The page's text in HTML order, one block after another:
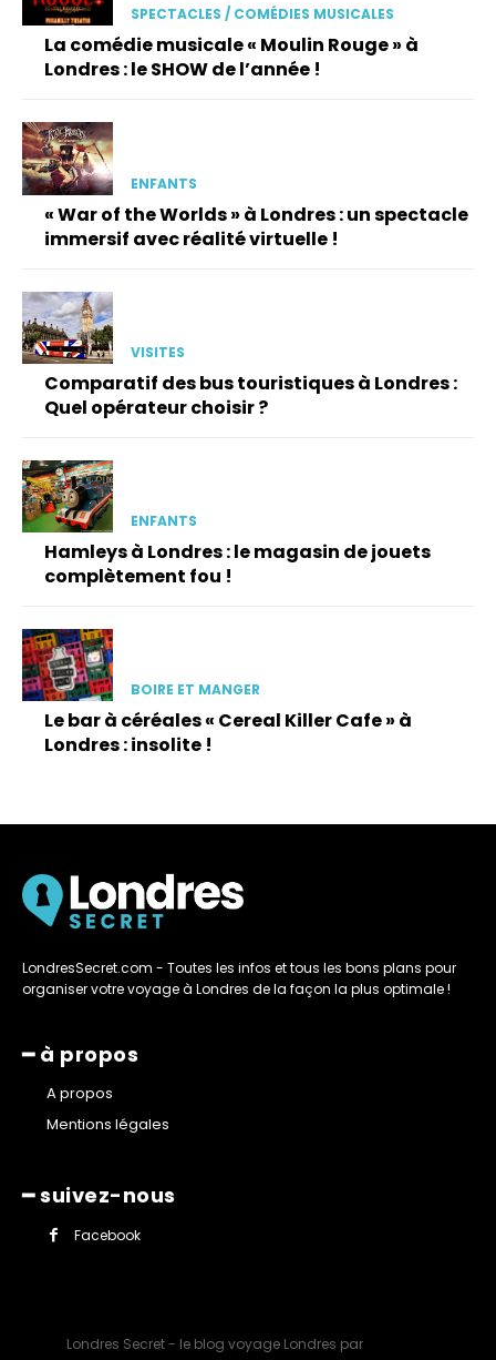
SPECTACLES / COMÉDIES MUSICALES
La comédie musicale « Moulin Rouge » à
Londres : le SHOW de l’année !
ENFANTS
« War of the Worlds » à Londres : un spectacle
immersif avec réalité virtuelle !
VISITES
Comparatif des bus touristiques à Londres :
Quel opérateur choisir ?
ENFANTS
Hamleys à Londres : le magasin de jouets
complètement fou !
BOIRE ET MANGER
Le bar à céréales « Cereal Killer Cafe » à
Londres : insolite !
LondresSecret.com - Toutes les infos et tous les bons plans pour
organiser votre voyage à Londres de la façon la plus optimale !
━ à propos
A propos
Mentions légales
━ suivez-nous
Facebook
Londres Secret - le blog voyage Londres par